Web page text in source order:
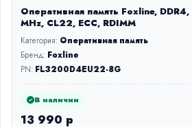
Оперативная память Foxline,
MHz, CL22, ECC, RDIMM
Категория: Оперативная память
Бренд: Foxline
PN: FL3200D4EU22-8G
В наличии
13 990 р